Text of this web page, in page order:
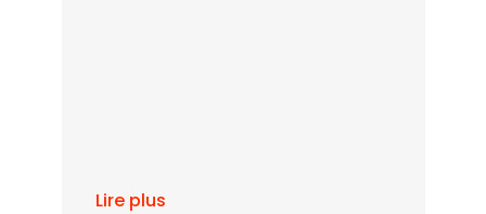
Lire plus